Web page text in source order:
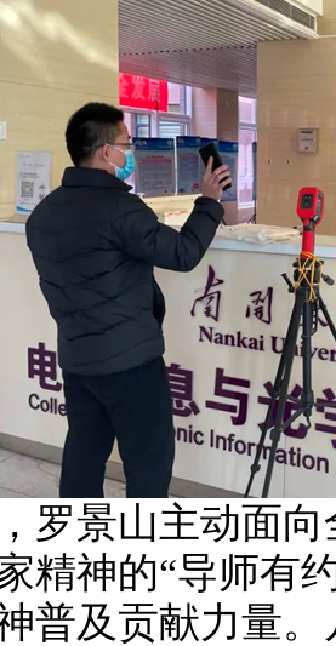
景山主动面向
精神的“导师有
普及贡献力量